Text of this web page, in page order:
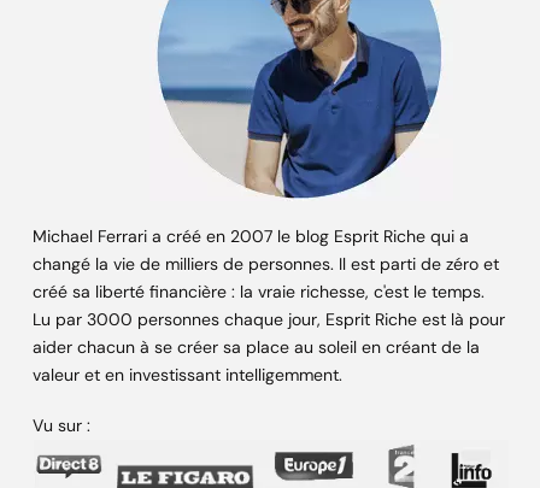
Michael Ferrari a créé en 2007 le blog Esprit Riche qui a
changé la vie de milliers de personnes. Il est parti de zéro et
créé sa liberté financière : la vraie richesse, c'est le temps.
Lu par 3000 personnes chaque jour, Esprit Riche est là pour
aider chacun à se créer sa place au soleil en créant de la
valeur et en investissant intelligemment.
Vu sur :